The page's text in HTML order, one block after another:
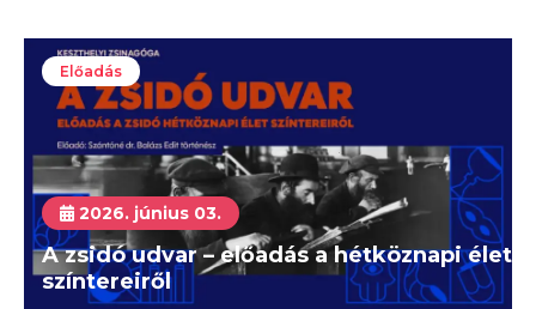
Előadás
2026. június 03.
A zsidó udvar – előadás a hétköznapi élet
színtereiről